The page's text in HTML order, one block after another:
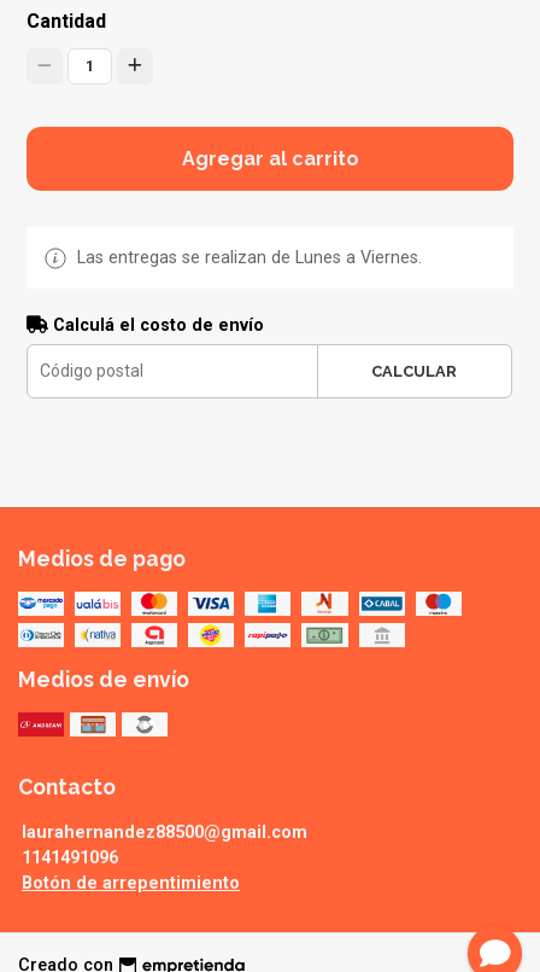
Cantidad
1
Agregar al carrito
Las entregas se realizan de Lunes a Viernes.
Calculá el costo de envío
CALCULAR
Medios de pago
Medios de envío
Contacto
laurahernandez88500@gmail.com
1141491096
Botón de arrepentimiento
Creado con